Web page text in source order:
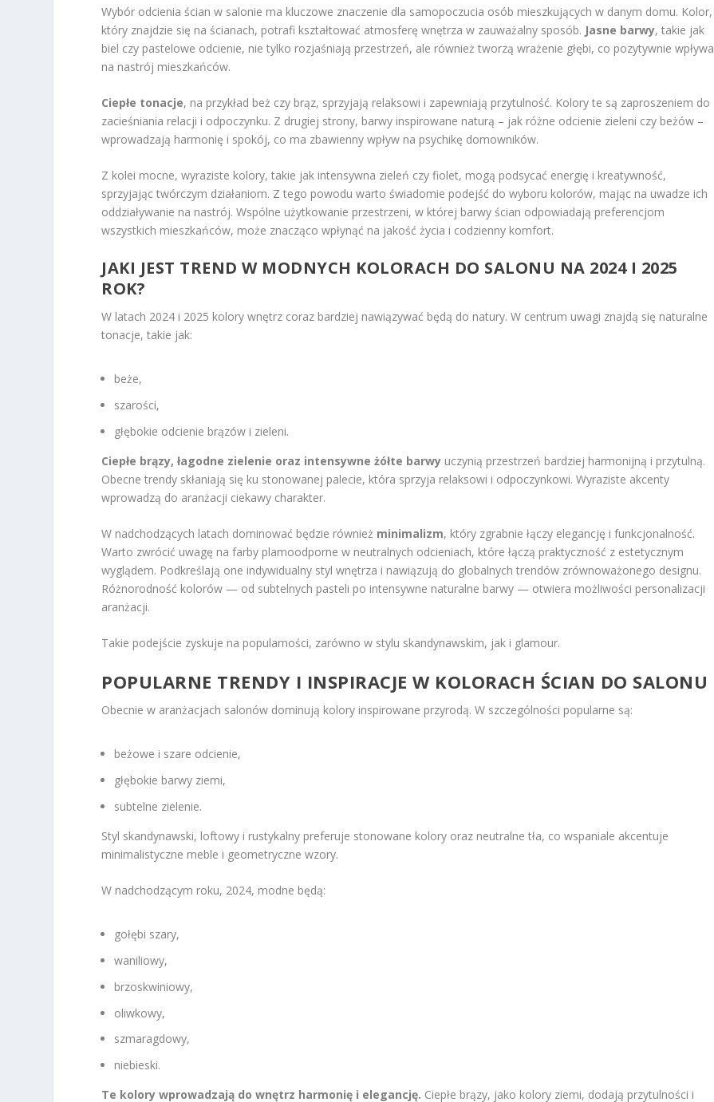
Wybór odcienia ścian w salonie ma kluczowe znaczenie dla samopoczucia osób mieszkujących w danym domu. Kolor,
który znajdzie się na ścianach, potrafi kształtować atmosferę wnętrza w zauważalny sposób. Jasne barwy, takie jak
biel czy pastelowe odcienie, nie tylko rozjaśniają przestrzeń, ale również tworzą wrażenie głębi, co pozytywnie wpływa
na nastrój mieszkańców.
Ciepłe tonacje, na przykład beż czy brąz, sprzyjają relaksowi i zapewniają przytulność. Kolory te są zaproszeniem do
zacieśniania relacji i odpoczynku. Z drugiej strony, barwy inspirowane naturą – jak różne odcienie zieleni czy beżów –
wprowadzają harmonię i spokój, co ma zbawienny wpływ na psychikę domowników.
Z kolei mocne, wyraziste kolory, takie jak intensywna zieleń czy fiolet, mogą podsycać energię i kreatywność,
sprzyjając twórczym działaniom. Z tego powodu warto świadomie podejść do wyboru kolorów, mając na uwadze ich
oddziaływanie na nastrój. Wspólne użytkowanie przestrzeni, w której barwy ścian odpowiadają preferencjom
wszystkich mieszkańców, może znacząco wpłynąć na jakość życia i codzienny komfort.
JAKI JEST TREND W MODNYCH KOLORACH DO SALONU NA 2024 I 2025
ROK?
W latach 2024 i 2025 kolory wnętrz coraz bardziej nawiązywać będą do natury. W centrum uwagi znajdą się naturalne
tonacje, takie jak:
beże,
szarości,
głębokie odcienie brązów i zieleni.
Ciepłe brązy, łagodne zielenie oraz intensywne żółte barwy uczynią przestrzeń bardziej harmonijną i przytulną.
Obecne trendy skłaniają się ku stonowanej palecie, która sprzyja relaksowi i odpoczynkowi. Wyraziste akcenty
wprowadzą do aranżacji ciekawy charakter.
W nadchodzących latach dominować będzie również minimalizm, który zgrabnie łączy elegancję i funkcjonalność.
Warto zwrócić uwagę na farby plamoodporne w neutralnych odcieniach, które łączą praktyczność z estetycznym
wyglądem. Podkreślają one indywidualny styl wnętrza i nawiązują do globalnych trendów zrównoważonego designu.
Różnorodność kolorów — od subtelnych pasteli po intensywne naturalne barwy — otwiera możliwości personalizacji
aranżacji.
Takie podejście zyskuje na popularności, zarówno w stylu skandynawskim, jak i glamour.
POPULARNE TRENDY I INSPIRACJE W KOLORACH ŚCIAN DO SALONU
Obecnie w aranżacjach salonów dominują kolory inspirowane przyrodą. W szczególności popularne są:
beżowe i szare odcienie,
głębokie barwy ziemi,
subtelne zielenie.
Styl skandynawski, loftowy i rustykalny preferuje stonowane kolory oraz neutralne tła, co wspaniale akcentuje
minimalistyczne meble i geometryczne wzory.
W nadchodzącym roku, 2024, modne będą:
gołębi szary,
waniliowy,
brzoskwiniowy,
oliwkowy,
szmaragdowy,
niebieski.
Te kolory wprowadzają do wnętrz harmonię i elegancję. Ciepłe brązy, jako kolory ziemi, dodają przytulności i